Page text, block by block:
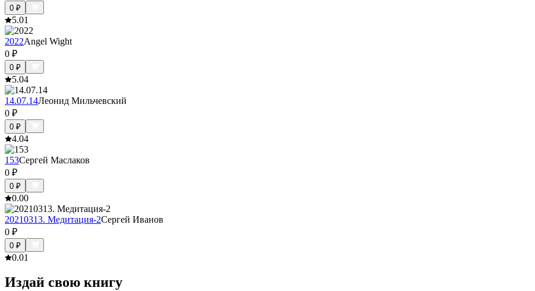
0 ₽
5.01
2022Angel Wight
0 ₽
0 ₽
5.04
14.07.14Леонид Мильчевский
0 ₽
0 ₽
4.04
153Сергей Маслаков
0 ₽
0 ₽
0.00
20210313. Медитация-2Сергей Иванов
0 ₽
0 ₽
0.01
Издай свою книгу